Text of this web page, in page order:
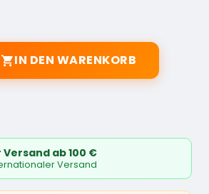
IN DEN WARENKORB
ab 100 €
Versand